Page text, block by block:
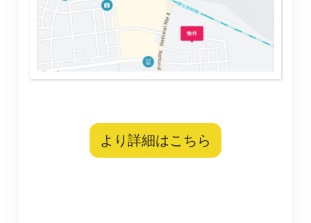
より詳細はこちら